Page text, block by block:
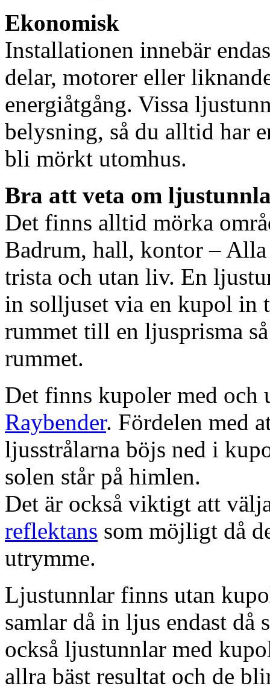
Ekonomisk
Installationen innebär
delar, motorer eller
energiåtgång. Vissa
belysning, så du alltid har
bli mörkt utomhus.
Bra att veta om
Det finns alltid mörka
Badrum, hall, kontor – Alla
trista och utan liv. En
in solljuset via en kupol in
rummet till en ljusprisma
rummet.
Det finns kupoler med och
Raybender. Fördelen med
ljusstrålarna böjs ned i
solen står på himlen.
Det är också viktigt att
reflektans som möjligt då
utrymme.
Ljustunnlar finns utan
samlar då in ljus endast då
också ljustunnlar med
allra bäst resultat och de